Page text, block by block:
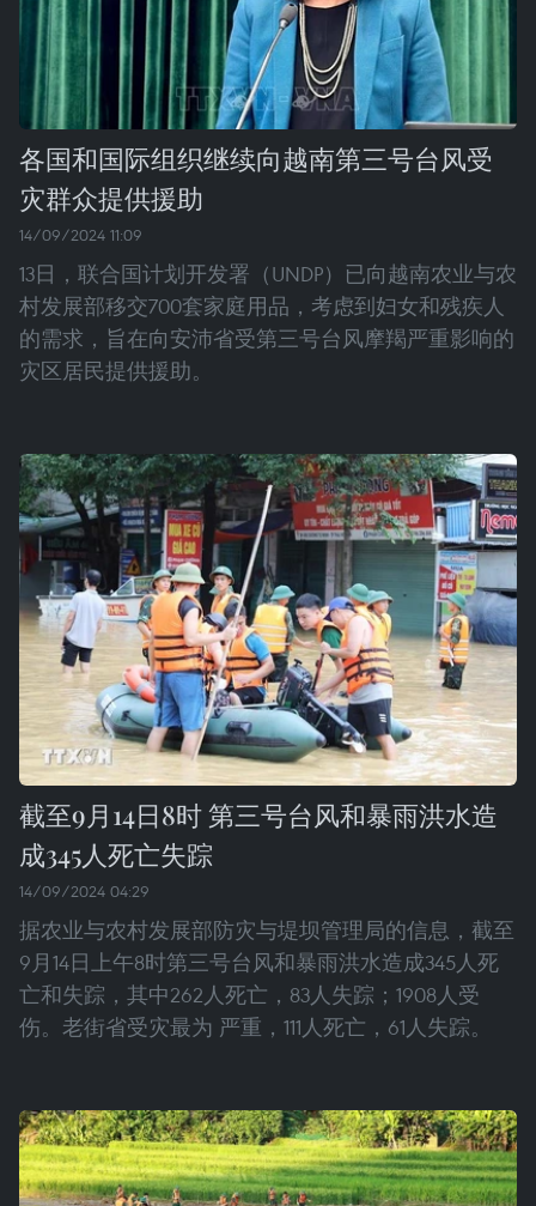
各国和国际组织继续向越南第三号台风受
灾群众提供援助
14/09/2024 11:09
13日，联合国计划开发署（UNDP）已向越南农业与农
村发展部移交700套家庭用品，考虑到妇女和残疾人
的需求，旨在向安沛省受第三号台风摩羯严重影响的
灾区居民提供援助。
截至9月14日8时 第三号台风和暴雨洪水造
成345人死亡失踪
14/09/2024 04:29
据农业与农村发展部防灾与堤坝管理局的信息，截至
9月14日上午8时第三号台风和暴雨洪水造成345人死
亡和失踪，其中262人死亡，83人失踪；1908人受
伤。老街省受灾最为 严重，111人死亡，61人失踪。